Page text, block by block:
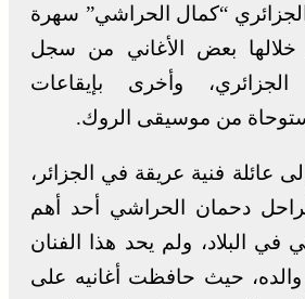
“كمال الحراشي” سهرة
خلالها بعض الأغاني من سجل
وأخرى بإيقاعات
من موسيقى الروك.
عائلة فنية عريقة في الجزائر،
دحمان الحراشي أحد أهم
في البلاد، ولم يحد هذا الفنان
حيث حافظت أغانيه على